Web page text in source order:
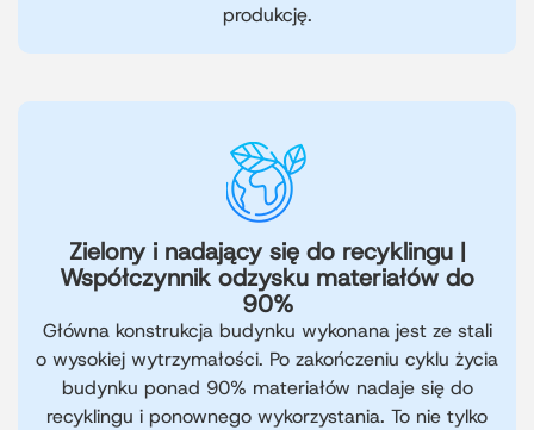
produkcję.
Zielony i nadający się do recyklingu |
Współczynnik odzysku materiałów do
90%
Główna konstrukcja budynku wykonana jest ze stali
o wysokiej wytrzymałości. Po zakończeniu cyklu życia
budynku ponad 90% materiałów nadaje się do
recyklingu i ponownego wykorzystania. To nie tylko